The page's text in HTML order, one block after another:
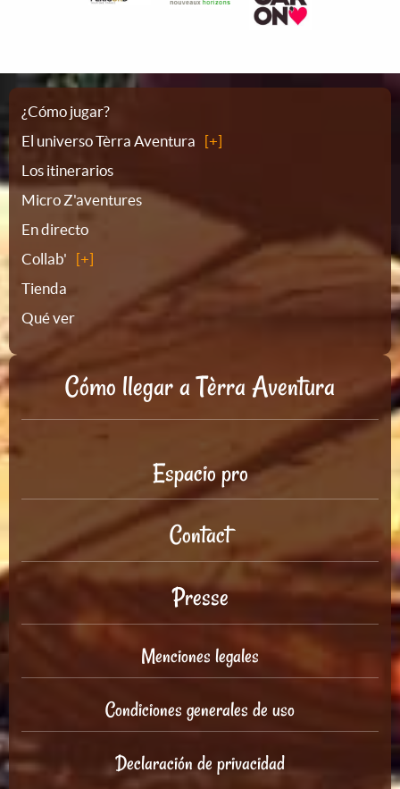
Plano
del
sitio
¿Cómo jugar?
El universo Tèrra Aventura
Los itinerarios
Micro Z'aventures
En directo
Collab'
Tienda
Qué ver
Cómo llegar a Tèrra Aventura
Espacio pro
Contact
Presse
Menciones legales
Condiciones generales de uso
Declaración de privacidad